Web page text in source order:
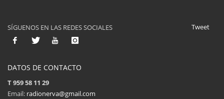
Tweet
SÍGUENOS EN LAS REDES SOCIALES
DATOS DE CONTACTO
T 959 58 11 29
Email: radionerva@gmail.com